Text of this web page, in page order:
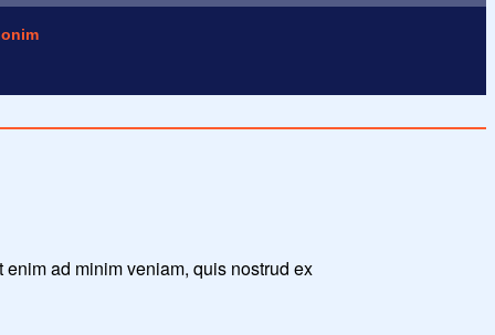
ad minim veniam, quis nostrud ex